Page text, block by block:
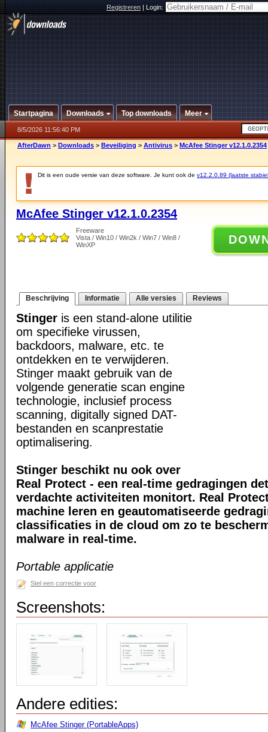
Registreren|Login:
Startpagina Downloads Top downloads Meer
8/5/2026 11:56:40 PM
AfterDawn > Downloads > Beveiliging > Antivirus > McAfee Stinger v12.1.0.2354
Dit is een oude versie van deze software. Je kunt ook de v12.2.0.89 (laatste
McAfee Stinger v12.1.0.2354
Freeware
Vista / Win10 / Win2k / Win7 / Win8 /
WinXP
Beschrijving Informatie Alle versies Reviews
Stinger is een stand-alone utilitie
om specifieke virussen,
backdoors, malware, etc. te
ontdekken en te verwijderen.
Stinger maakt gebruik van de
volgende generatie scan engine
technologie, inclusief process
scanning, digitally signed DAT-
bestanden en scanprestatie
optimalisering.
Stinger beschikt nu ook over
Real Protect - een real-time gedragingen
verdachte activiteiten monitort. Real
machine leren en geautomatiseerde
classificaties in de cloud om zo te
malware in real-time.
Portable applicatie
Stel een correctie voor
Screenshots:
Andere edities:
McAfee Stinger (PortableApps)